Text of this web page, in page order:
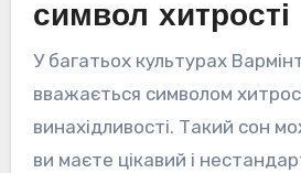
символ хитрості
У багатьох культурах
вважається символом
винахідливості. Такий сон
ви маєте цікавий і